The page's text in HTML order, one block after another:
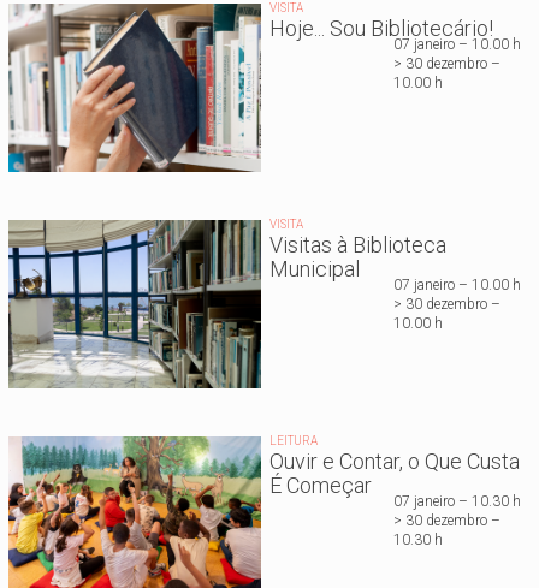
VISITA
Hoje... Sou Bibliotecário!
07 janeiro – 10.00 h
> 30 dezembro –
10.00 h
VISITA
Visitas à Biblioteca
Municipal
07 janeiro – 10.00 h
> 30 dezembro –
10.00 h
LEITURA
Ouvir e Contar, o Que Custa
É Começar
07 janeiro – 10.30 h
> 30 dezembro –
10.30 h